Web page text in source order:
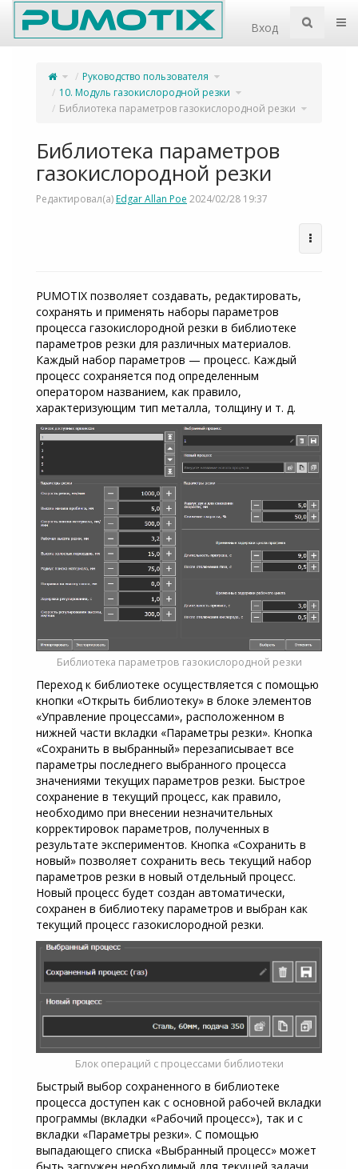
Home
Вход
Переключите
родительское
дерево
Библиотека
параметров
газокислородной
резки.
Руководство пользователя Переключите
дерево
иерархии
Руководство
пользователя.
10. Модуль газокислородной резки Переключите
дерево
иерархии
10.
Модуль
газокислородной
резки.
Библиотека параметров газокислородной резки дерево
иерархии
Библиотека параметров
газокислородной резки
Редактировал(а)Edgar Allan Poe 2024/02/28 19:37
PUMOTIX позволяет создавать, редактировать,
сохранять и применять наборы параметров
процесса газокислородной резки в библиотеке
параметров резки для различных материалов.
Каждый набор параметров — процесс. Каждый
процесс сохраняется под определенным
оператором названием, как правило,
характеризующим тип металла, толщину и т. д.
Библиотека параметров газокислородной резки
Переход к библиотеке осуществляется с помощью
кнопки «Открыть библиотеку» в блоке элементов
«Управление процессами», расположенном в
нижней части вкладки «Параметры резки». Кнопка
«Сохранить в выбранный» перезаписывает все
параметры последнего выбранного процесса
значениями текущих параметров резки. Быстрое
сохранение в текущий процесс, как правило,
необходимо при внесении незначительных
корректировок параметров, полученных в
результате экспериментов. Кнопка «Сохранить в
новый» позволяет сохранить весь текущий набор
параметров резки в новый отдельный процесс.
Новый процесс будет создан автоматически,
сохранен в библиотеку параметров и выбран как
текущий процесс газокислородной резки.
Блок операций с процессами библиотеки
Быстрый выбор сохраненного в библиотеке
процесса доступен как с основной рабочей вкладки
программы (вкладки «Рабочий процесс»), так и с
вкладки «Параметры резки». С помощью
выпадающего списка «Выбранный процесс» может